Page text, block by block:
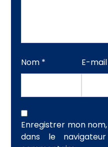
Nom * E-mail
Enregistrer mon
dans le